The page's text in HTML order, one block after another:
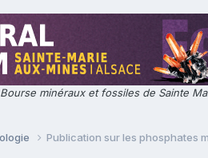
Bourse minéraux et fossiles de Sainte
Publication sur les phosphates